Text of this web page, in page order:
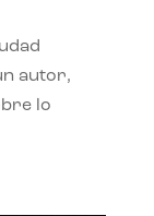
autor,
lo